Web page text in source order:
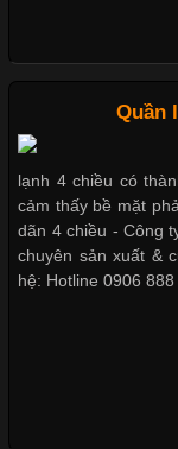
Trong những năm
trong những chất
nhờ đặc tính mềm
Không chỉ được
này còn xuất hiện
Quần lót nam boxer
Nguyên bộ quần lót
thun lạnh giá
Quần
lạnh 4 chiều có
cảm thấy bề mặt
dãn 4 chiều - Công
chuyên sản xuất &
hệ: Hotline 0906